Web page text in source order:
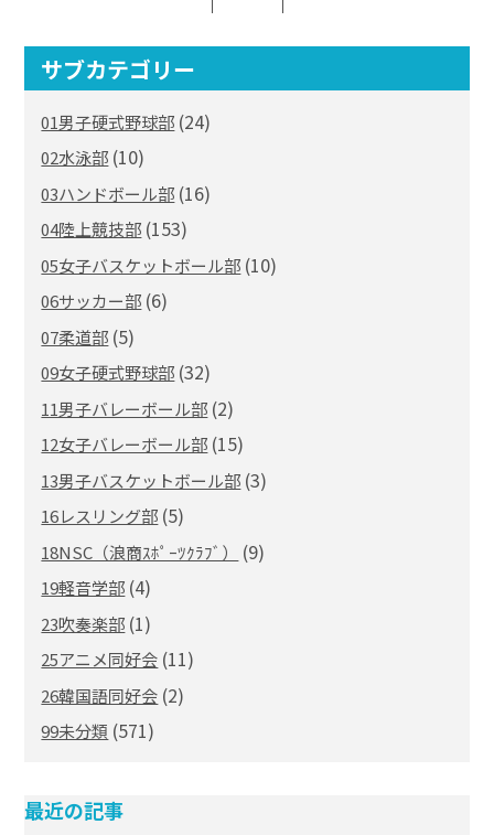
サブカテゴリー
01男子硬式野球部 (24)
02水泳部 (10)
03ハンドボール部 (16)
04陸上競技部 (153)
05女子バスケットボール部 (10)
06サッカー部 (6)
07柔道部 (5)
09女子硬式野球部 (32)
11男子バレーボール部 (2)
12女子バレーボール部 (15)
13男子バスケットボール部 (3)
16レスリング部 (5)
18NSC（浪商ｽﾎﾟｰﾂｸﾗﾌﾞ） (9)
19軽音学部 (4)
23吹奏楽部 (1)
25アニメ同好会 (11)
26韓国語同好会 (2)
99未分類 (571)
最近の記事